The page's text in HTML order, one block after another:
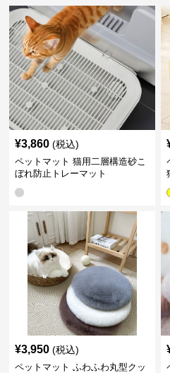
¥3,860 (税込)
ペットマット 猫用二層構造砂こ
ぼれ防止トレーマット
¥3,950 (税込)
ペットマット ふわふわ丸型クッ